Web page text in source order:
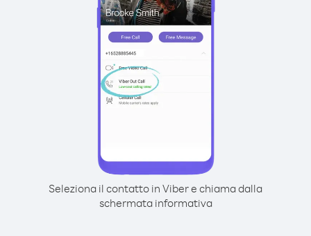
Seleziona il contatto in Viber e chiama dalla
schermata informativa